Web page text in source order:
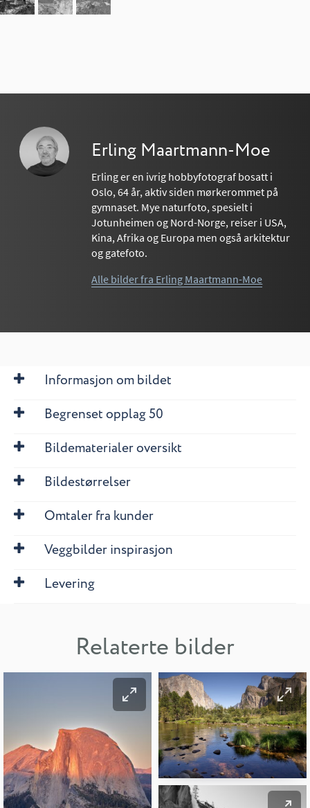
Erling Maartmann-Moe
Erling er en ivrig hobbyfotograf bosatt i
Oslo, 64 år, aktiv siden mørkerommet på
gymnaset. Mye naturfoto, spesielt i
Jotunheimen og Nord-Norge, reiser i USA,
Kina, Afrika og Europa men også arkitektur
og gatefoto.
Alle bilder fra Erling Maartmann-Moe
Informasjon om bildet
Begrenset opplag 50
Bildematerialer oversikt
Bildestørrelser
Omtaler fra kunder
Veggbilder inspirasjon
Levering
Relaterte bilder